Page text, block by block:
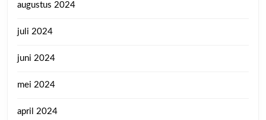
augustus 2024
juli 2024
juni 2024
mei 2024
april 2024